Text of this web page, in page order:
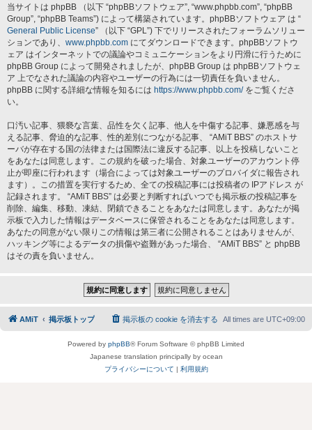
当サイトは phpBB （以下 “phpBBソフトウェア”, “www.phpbb.com”, “phpBB
Group”, “phpBB Teams”) によって構築されています。phpBBソフトウェア は “
General Public License” （以下 “GPL”) 下でリリースされたフォーラムソリュー
ションであり、 www.phpbb.com にてダウンロードできます。phpBBソフトウ
ェア はインターネットでの議論やコミュニケーションをより円滑に行うために
phpBB Group によって開発されましたが、phpBB Group は phpBBソフトウェ
ア 上でなされた議論の内容やユーザーの行為には一切責任を負いません。
phpBB に関する詳細な情報を知るには https://www.phpbb.com/をご覧くださ
い。
口汚い記事、猥褻な言葉、品性を欠く記事、他人を中傷する記事、嫌悪感を与
える記事、脅迫的な記事、性的差別につながる記事、 “AMiT BBS” のホストサ
ーバが存在する国の法律または国際法に違反する記事、以上を投稿しないこと
をあなたは同意します。この規約を破った場合、対象ユーザーのアカウント停
止が即座に行われます（場合によっては対象ユーザーのプロバイダに報告され
ます）。この措置を実行するため、全ての投稿記事には投稿者の IPアドレス が
記録されます。 “AMiT BBS” は必要と判断すればいつでも掲示板の投稿記事を
削除、編集、移動、凍結、閉鎖できることをあなたは同意します。あなたが掲
示板で入力した情報はデータベースに保管されることをあなたは同意します。
あなたの同意がない限りこの情報は第三者に公開されることはありませんが、
ハッキング等によるデータの損傷や盗難があった場合、 “AMiT BBS” と phpBB
はその責を負いません。
AMiT 掲示板トップ All times are UTC+09:00
掲示板の cookie を消去する
Powered by phpBB® Forum Software © phpBB Limited
Japanese translation principally by ocean
プライバシーについて | 利用規約